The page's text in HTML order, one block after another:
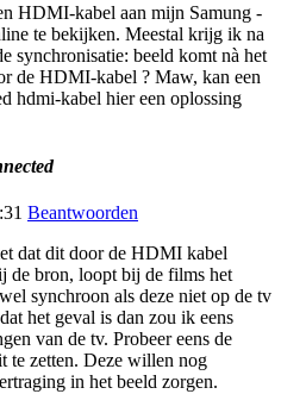
HDMI-kabel aan mijn Samung -
te bekijken. Meestal krijg ik na
synchronisatie: beeld komt nà het
de HDMI-kabel ? Maw, kan een
hdmi-kabel hier een oplossing
Beantwoorden
dat dit door de HDMI kabel
de bron, loopt bij de films het
synchroon als deze niet op de tv
het geval is dan zou ik eens
van de tv. Probeer eens de
te zetten. Deze willen nog
in het beeld zorgen.